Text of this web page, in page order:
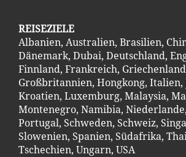
REISEZIELE
Albanien, Australien, Brasilien,
Dänemark, Dubai, Deutschland,
Finnland, Frankreich, Griechenland
Großbritannien, Hongkong, Italien,
Kroatien, Luxemburg, Malaysia,
Montenegro, Namibia, Niederlande,
Portugal, Schweden, Schweiz,
Slowenien, Spanien, Südafrika,
Tschechien, Ungarn, USA